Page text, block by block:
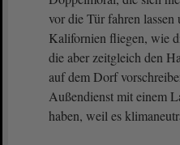
vor die Tür fahren
Kalifornien fliegen, wie
die aber zeitgleich den
auf dem Dorf
Außendienst mit einem
haben, weil es